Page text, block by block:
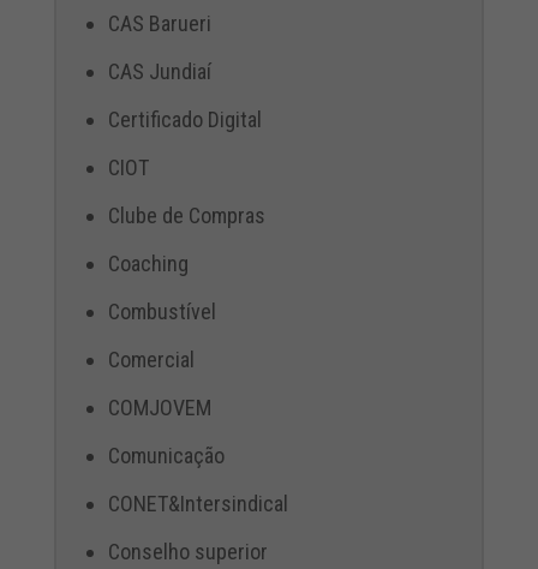
CAS Barueri
CAS Jundiaí
Certificado Digital
CIOT
Clube de Compras
Coaching
Combustível
Comercial
COMJOVEM
Comunicação
CONET&Intersindical
Conselho superior